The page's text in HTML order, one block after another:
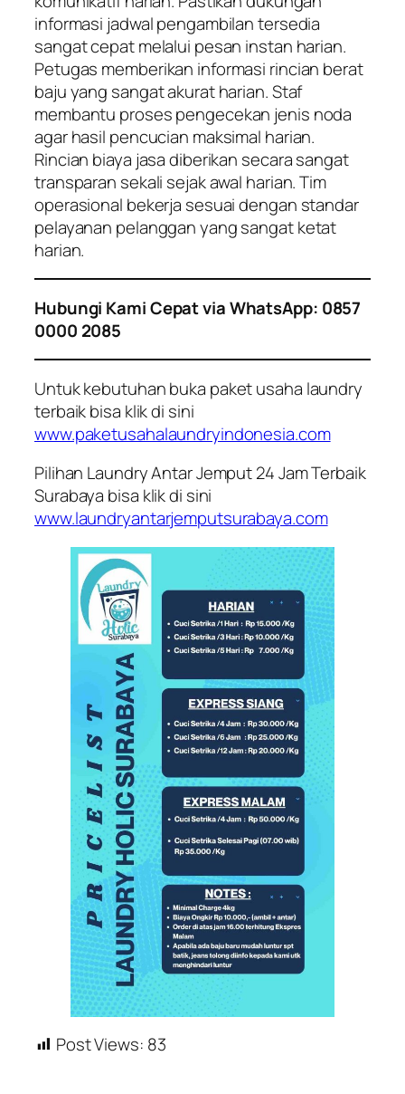
informasi jadwal pengambilan tersedia
sangat cepat melalui pesan instan harian.
Petugas memberikan informasi rincian berat
baju yang sangat akurat harian. Staf
membantu proses pengecekan jenis noda
agar hasil pencucian maksimal harian.
Rincian biaya jasa diberikan secara sangat
transparan sekali sejak awal harian. Tim
operasional bekerja sesuai dengan standar
pelayanan pelanggan yang sangat ketat
harian.
Hubungi Kami Cepat via WhatsApp: 0857
0000 2085
Untuk kebutuhan buka paket usaha laundry
terbaik bisa klik di sini
www.paketusahalaundryindonesia.com
Pilihan Laundry Antar Jemput 24 Jam Terbaik
Surabaya bisa klik di sini
www.laundryantarjemputsurabaya.com
Post Views: 83